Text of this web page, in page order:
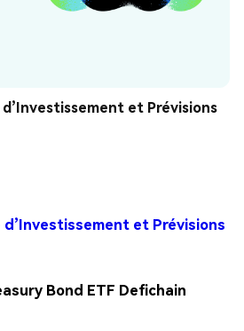
d’Investissement et Prévisions
d’Investissement et Prévisions
Bond ETF Defichain